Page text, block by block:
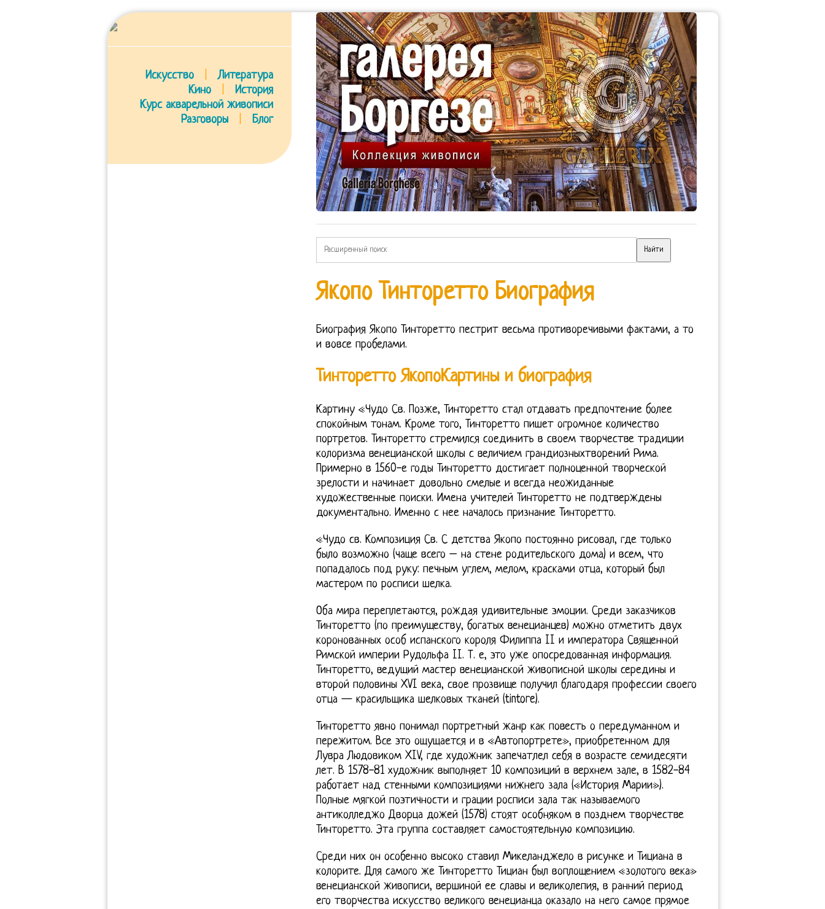
Искусство
Литература
Кино
История
Курс акварельной живописи
Разговоры
Блог
Якопо Тинторетто Биография
Биография Якопо Тинторетто пестрит весьма противоречивыми фактами, а то
и вовсе пробелами.
Тинторетто ЯкопоКартины и биография
Картину «Чудо Св. Позже, Тинторетто стал отдавать предпочтение более
спокойным тонам. Кроме того, Тинторетто пишет огромное количество
портретов. Тинторетто стремился соединить в своем творчестве традиции
колоризма венецианской школы с величием грандиозныхтворений Рима.
Примерно в 1560-е годы Тинторетто достигает полноценной творческой
зрелости и начинает довольно смелые и всегда неожиданные
художественные поиски. Имена учителей Тинторетто не подтверждены
документально. Именно с нее началось признание Тинторетто.
«Чудо св. Композиция Св. С детства Якопо постоянно рисовал, где только
было возможно (чаще всего – на стене родительского дома) и всем, что
попадалось под руку: печным углем, мелом, красками отца, который был
мастером по росписи шелка.
Оба мира переплетаются, рождая удивительные эмоции. Среди заказчиков
Тинторетто (по преимуществу, богатых венецианцев) можно отметить двух
коронованных особ испанского короля Филиппа II и императора Священной
Римской империи Рудольфа II. Т. е, это уже опосредованная информация.
Тинторетто, ведущий мастер венецианской живописной школы середины и
второй половины XVI века, свое прозвище получил благодаря профессии своего
отца — красильщика шелковых тканей (tintore).
Тинторетто явно понимал портретный жанр как повесть о передуманном и
пережитом. Все это ощущается и в «Автопортрете», приобретенном для
Лувра Людовиком XIV, где художник запечатлел себя в возрасте семидесяти
лет. В 1578-81 художник выполняет 10 композиций в верхнем зале, в 1582-84
работает над стенными композициями нижнего зала («История Марии»).
Полные мягкой поэтичности и грации росписи зала так называемого
антиколледжо Дворца дожей (1578) стоят особняком в позднем творчестве
Тинторетто. Эта группа составляет самостоятельную композицию.
Среди них он особенно высоко ставил Микеланджело в рисунке и Тициана в
колорите. Для самого же Тинторетто Тициан был воплощением «золотого века»
венецианской живописи, вершиной ее славы и великолепия, в ранний период
его творчества искусство великого венецианца оказало на него самое прямое